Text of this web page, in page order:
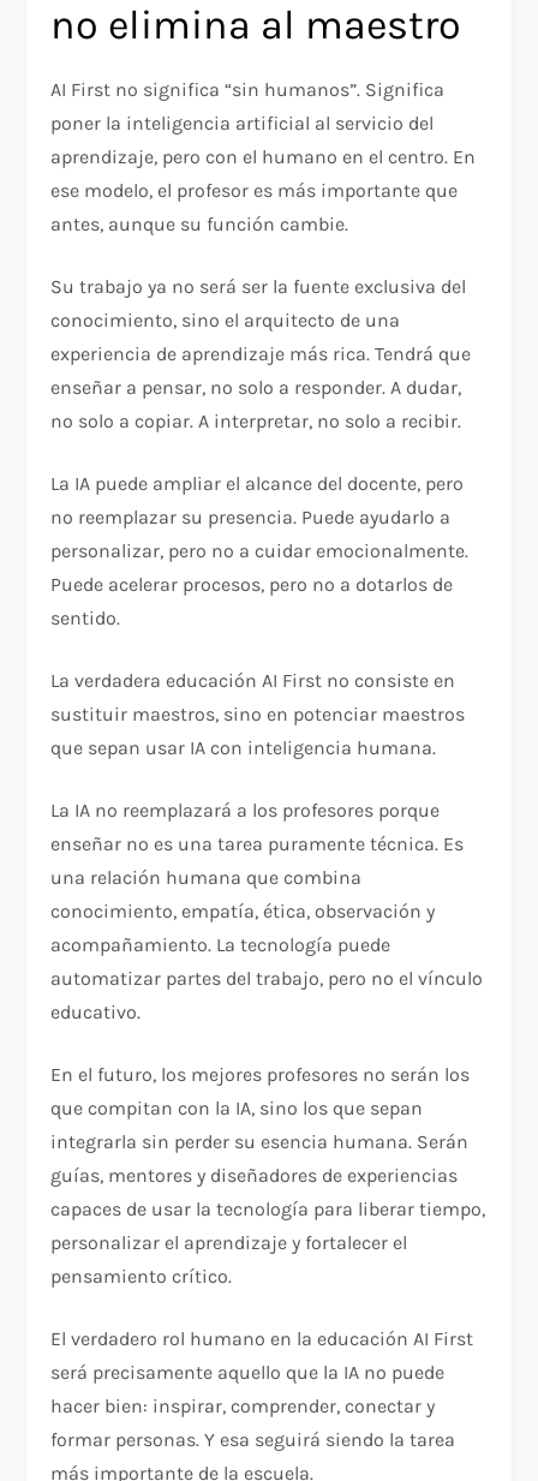
no elimina al maestro
AI First no significa “sin humanos”. Significa
poner la inteligencia artificial al servicio del
aprendizaje, pero con el humano en el centro. En
ese modelo, el profesor es más importante que
antes, aunque su función cambie.
Su trabajo ya no será ser la fuente exclusiva del
conocimiento, sino el arquitecto de una
experiencia de aprendizaje más rica. Tendrá que
enseñar a pensar, no solo a responder. A dudar,
no solo a copiar. A interpretar, no solo a recibir.
La IA puede ampliar el alcance del docente, pero
no reemplazar su presencia. Puede ayudarlo a
personalizar, pero no a cuidar emocionalmente.
Puede acelerar procesos, pero no a dotarlos de
sentido.
La verdadera educación AI First no consiste en
sustituir maestros, sino en potenciar maestros
que sepan usar IA con inteligencia humana.
La IA no reemplazará a los profesores porque
enseñar no es una tarea puramente técnica. Es
una relación humana que combina
conocimiento, empatía, ética, observación y
acompañamiento. La tecnología puede
automatizar partes del trabajo, pero no el vínculo
educativo.
En el futuro, los mejores profesores no serán los
que compitan con la IA, sino los que sepan
integrarla sin perder su esencia humana. Serán
guías, mentores y diseñadores de experiencias
capaces de usar la tecnología para liberar tiempo,
personalizar el aprendizaje y fortalecer el
pensamiento crítico.
El verdadero rol humano en la educación AI First
será precisamente aquello que la IA no puede
hacer bien: inspirar, comprender, conectar y
formar personas. Y esa seguirá siendo la tarea
más importante de la escuela.